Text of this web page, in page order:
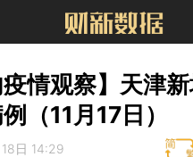
疫情观察】天津
（11月17日）
日 14:29